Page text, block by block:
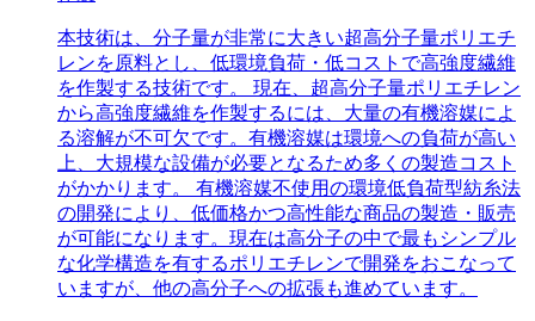
本技術は、分子量が非常に大きい超高分子量ポリエチ
レンを原料とし、低環境負荷・低コストで高強度繊維
を作製する技術です。 現在、超高分子量ポリエチレン
から高強度繊維を作製するには、大量の有機溶媒によ
る溶解が不可欠です。有機溶媒は環境への負荷が高い
上、大規模な設備が必要となるため多くの製造コスト
がかかります。 有機溶媒不使用の環境低負荷型紡糸法
の開発により、低価格かつ高性能な商品の製造・販売
が可能になります。現在は高分子の中で最もシンプル
な化学構造を有するポリエチレンで開発をおこなって
いますが、他の高分子への拡張も進めています。